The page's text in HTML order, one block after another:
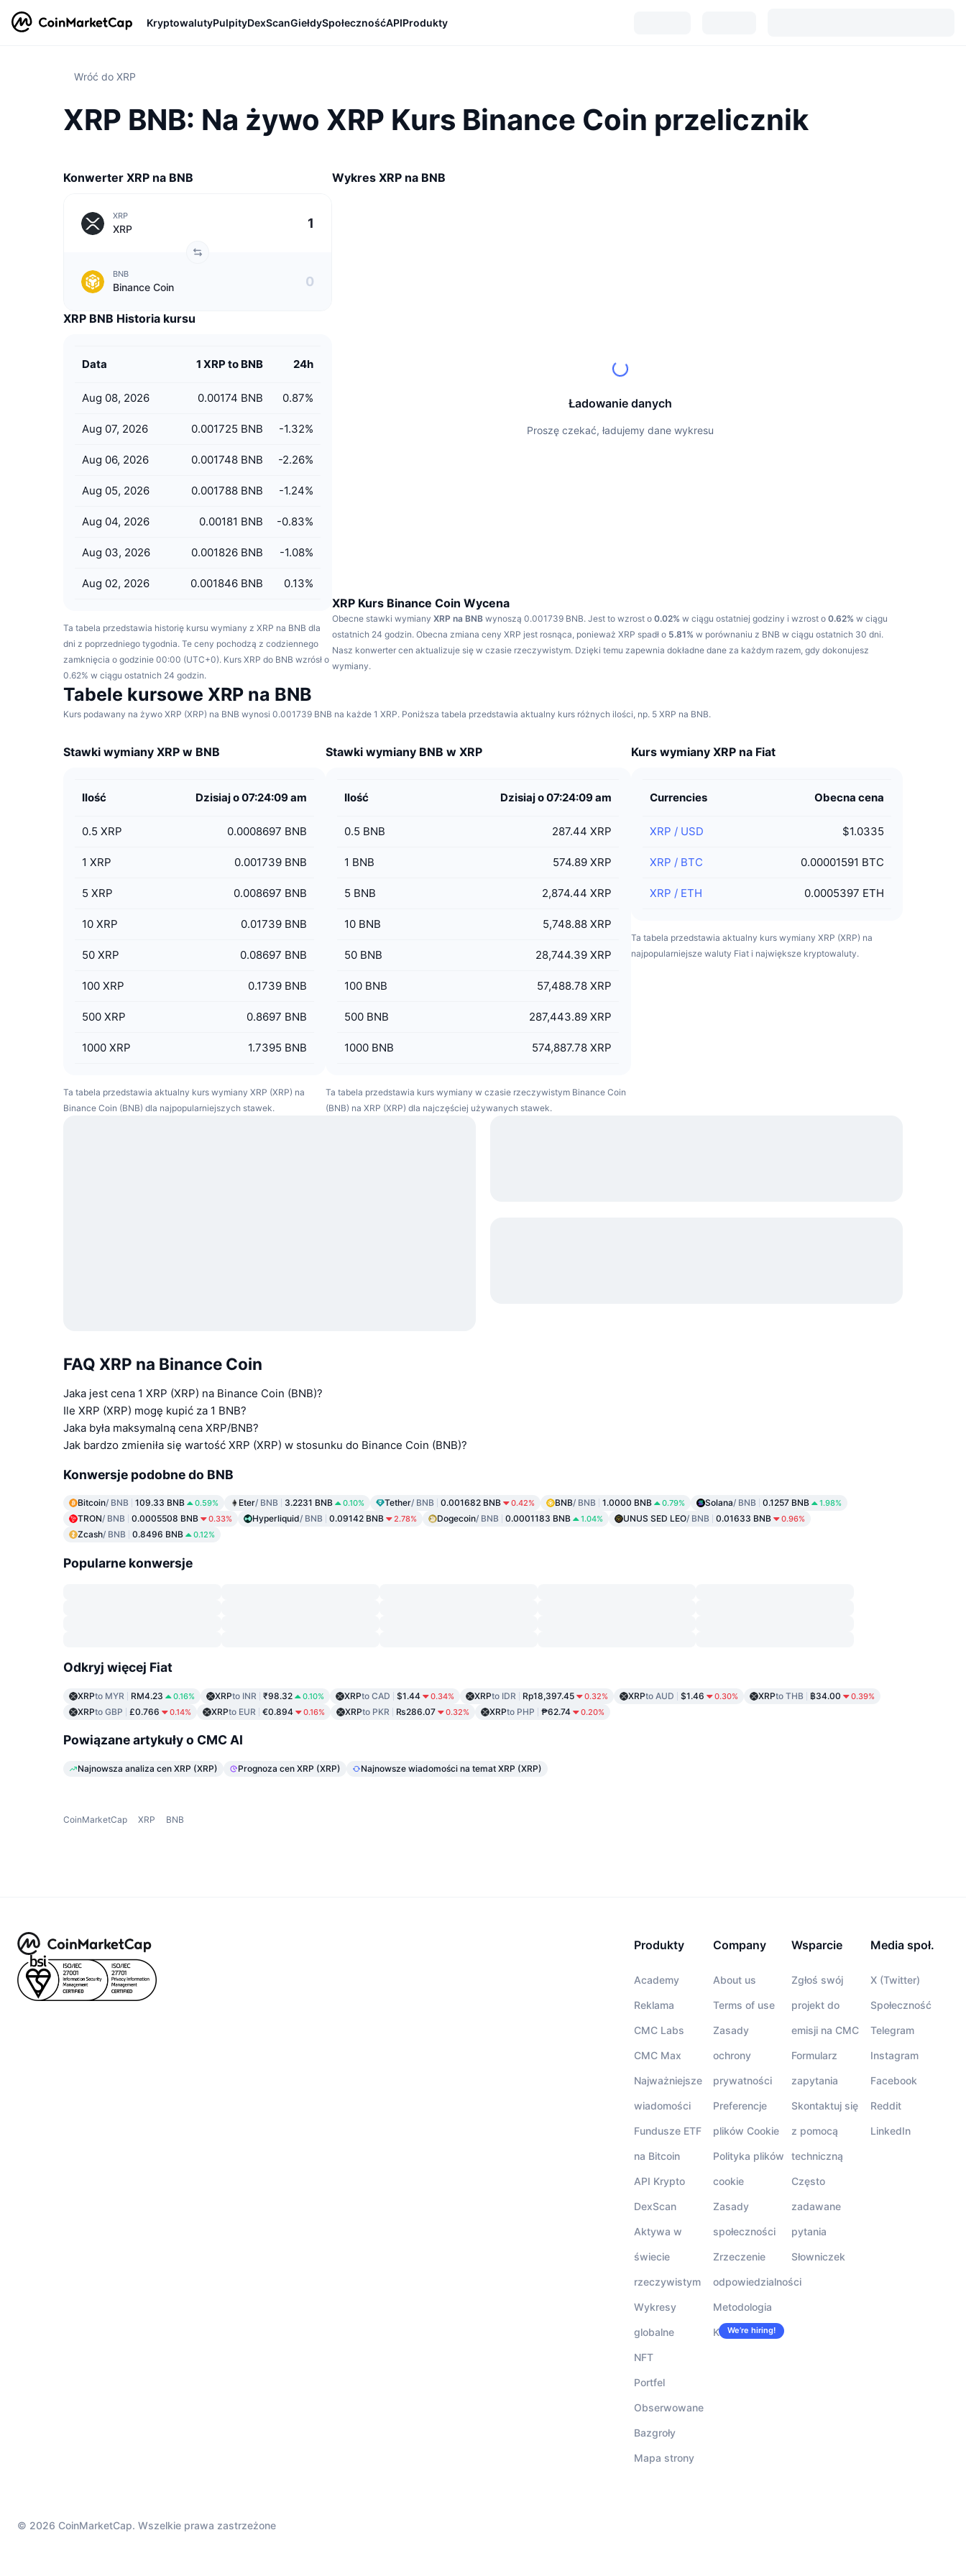
KryptowalutyPulpityDexScanGiełdySpołecznośćAPIProdukty
Wróć do XRP
XRP BNB: Na żywo XRP Kurs Binance Coin przelicznik
Konwerter XRP na BNB
XRP
XRP
BNB
Binance Coin
XRP BNB Historia kursu
Data 1 XRP to BNB 24h
Aug 08, 2026 0.00174 BNB 0.87%
Aug 07, 2026 0.001725 BNB -1.32%
Aug 06, 2026 0.001748 BNB -2.26%
Aug 05, 2026 0.001788 BNB -1.24%
Aug 04, 2026 0.00181 BNB -0.83%
Aug 03, 2026 0.001826 BNB -1.08%
Aug 02, 2026 0.001846 BNB 0.13%
Ta tabela przedstawia historię kursu wymiany z XRP na BNB dla
dni z poprzedniego tygodnia. Te ceny pochodzą z codziennego
zamknięcia o godzinie 00:00 (UTC+0). Kurs XRP do BNB wzrósł o
0.62% w ciągu ostatnich 24 godzin.
Wykres XRP na BNB
Ładowanie danych
Proszę czekać, ładujemy dane wykresu
XRP Kurs Binance Coin Wycena
Obecne stawki wymiany XRP na BNB wynoszą 0.001739 BNB. Jest to wzrost o 0.02% w ciągu ostatniej godziny i wzrost o 0.62% w ciągu
ostatnich 24 godzin. Obecna zmiana ceny XRP jest rosnąca, ponieważ XRP spadł o 5.81% w porównaniu z BNB w ciągu ostatnich 30 dni.
Nasz konwerter cen aktualizuje się w czasie rzeczywistym. Dzięki temu zapewnia dokładne dane za każdym razem, gdy dokonujesz
wymiany.
Tabele kursowe XRP na BNB
Kurs podawany na żywo XRP (XRP) na BNB wynosi 0.001739 BNB na każde 1 XRP. Poniższa tabela przedstawia aktualny kurs różnych ilości, np. 5 XRP na BNB.
Stawki wymiany XRP w BNB
Ilość Dzisiaj o 07:24:09 am
0.5 XRP 0.0008697 BNB
1 XRP 0.001739 BNB
5 XRP 0.008697 BNB
10 XRP 0.01739 BNB
50 XRP 0.08697 BNB
100 XRP 0.1739 BNB
500 XRP 0.8697 BNB
1000 XRP 1.7395 BNB
Ta tabela przedstawia aktualny kurs wymiany XRP (XRP) na
Binance Coin (BNB) dla najpopularniejszych stawek.
Stawki wymiany BNB w XRP
Ilość Dzisiaj o 07:24:09 am
0.5 BNB 287.44 XRP
1 BNB 574.89 XRP
5 BNB 2,874.44 XRP
10 BNB 5,748.88 XRP
50 BNB 28,744.39 XRP
100 BNB 57,488.78 XRP
500 BNB 287,443.89 XRP
1000 BNB 574,887.78 XRP
Ta tabela przedstawia kurs wymiany w czasie rzeczywistym Binance Coin
(BNB) na XRP (XRP) dla najczęściej używanych stawek.
Kurs wymiany XRP na Fiat
Currencies Obecna cena
XRP / USD $1.0335
XRP / BTC 0.00001591 BTC
XRP / ETH 0.0005397 ETH
Ta tabela przedstawia aktualny kurs wymiany XRP (XRP) na
najpopularniejsze waluty Fiat i największe kryptowaluty.
FAQ XRP na Binance Coin
Jaka jest cena 1 XRP (XRP) na Binance Coin (BNB)?
Ile XRP (XRP) mogę kupić za 1 BNB?
Jaka była maksymalną cena XRP/BNB?
Jak bardzo zmieniła się wartość XRP (XRP) w stosunku do Binance Coin (BNB)?
Konwersje podobne do BNB
Bitcoin/ BNB 109.33 BNB 0.59% Eter/ BNB 3.2231 BNB 0.10% Tether/ BNB 0.001682 BNB 0.42% BNB/ BNB 1.0000 BNB 0.79% Solana/ BNB 0.1257 BNB 1.98%
TRON/ BNB 0.0005508 BNB 0.33% Hyperliquid/ BNB 0.09142 BNB 2.78% Dogecoin/ BNB 0.0001183 BNB 1.04% UNUS SED LEO/ BNB 0.01633 BNB 0.96%
Zcash/ BNB 0.8496 BNB 0.12%
Popularne konwersje
Odkryj więcej Fiat
XRPto MYR RM4.23 0.16% XRPto INR ₹98.32 0.10% XRPto CAD $1.44 0.34% XRPto IDR Rp18,397.45 0.32% XRPto AUD $1.46 0.30% XRPto THB ฿34.00 0.39%
XRPto GBP £0.766 0.14% XRPto EUR €0.894 0.16% XRPto PKR ₨286.07 0.32% XRPto PHP ₱62.74 0.20%
Powiązane artykuły o CMC AI
Najnowsza analiza cen XRP (XRP) Prognoza cen XRP (XRP) Najnowsze wiadomości na temat XRP (XRP)
CoinMarketCap XRP BNB
Produkty
Academy
Reklama
CMC Labs
CMC Max
Najważniejsze
wiadomości
Fundusze ETF
na Bitcoin
API Krypto
DexScan
Aktywa w
świecie
rzeczywistym
Wykresy
globalne
NFT
Portfel
Obserwowane
Bazgroły
Mapa strony
Company
About us
Terms of use
Zasady
ochrony
prywatności
Preferencje
plików Cookie
Polityka plików
cookie
Zasady
społeczności
Zrzeczenie
odpowiedzialności
Metodologia
Kariera
We’re hiring!
Wsparcie
Zgłoś swój
projekt do
emisji na CMC
Formularz
zapytania
Skontaktuj się
z pomocą
techniczną
Często
zadawane
pytania
Słowniczek
Media społ.
X (Twitter)
Społeczność
Telegram
Instagram
Facebook
Reddit
LinkedIn
© 2026 CoinMarketCap. Wszelkie prawa zastrzeżone